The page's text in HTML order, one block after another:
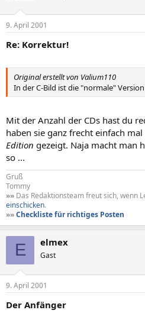
9. April 2001
Re: Korrektur!
Original erstellt von Valium110
In der C-Bild ist die "normale"
Mit der Anzahl der CDs hast du
haben sie ganz frecht einfach
Edition gezeigt. Naja macht man
so ...
Gruß
Tommy
»» Das Redaktionsteam freut sich, wenn
einschicken.
»»Checkliste für richtiges Posten
E elmex
Gast
9. April 2001
Der Anfänger